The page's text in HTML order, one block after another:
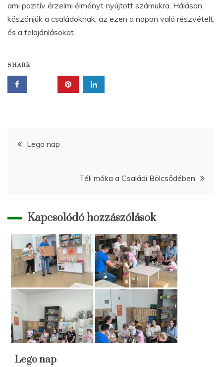
ami pozitív érzelmi élményt nyújtott számukra. Hálásan
köszönjük a családoknak, az ezen a napon való részvételt,
és a felajánlásokat.
SHARE
Bejegyzés
Lego nap
Téli móka a Családi Bölcsődében
Kapcsolódó hozzászólások
Lego nap